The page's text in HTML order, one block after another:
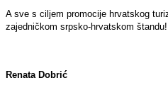
A sve s ciljem promocije hrvatskog
zajedničkom srpsko-hrvatskom štandu!
Renata Dobrić